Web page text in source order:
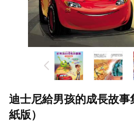
迪士尼給男孩的成長故
紙版）